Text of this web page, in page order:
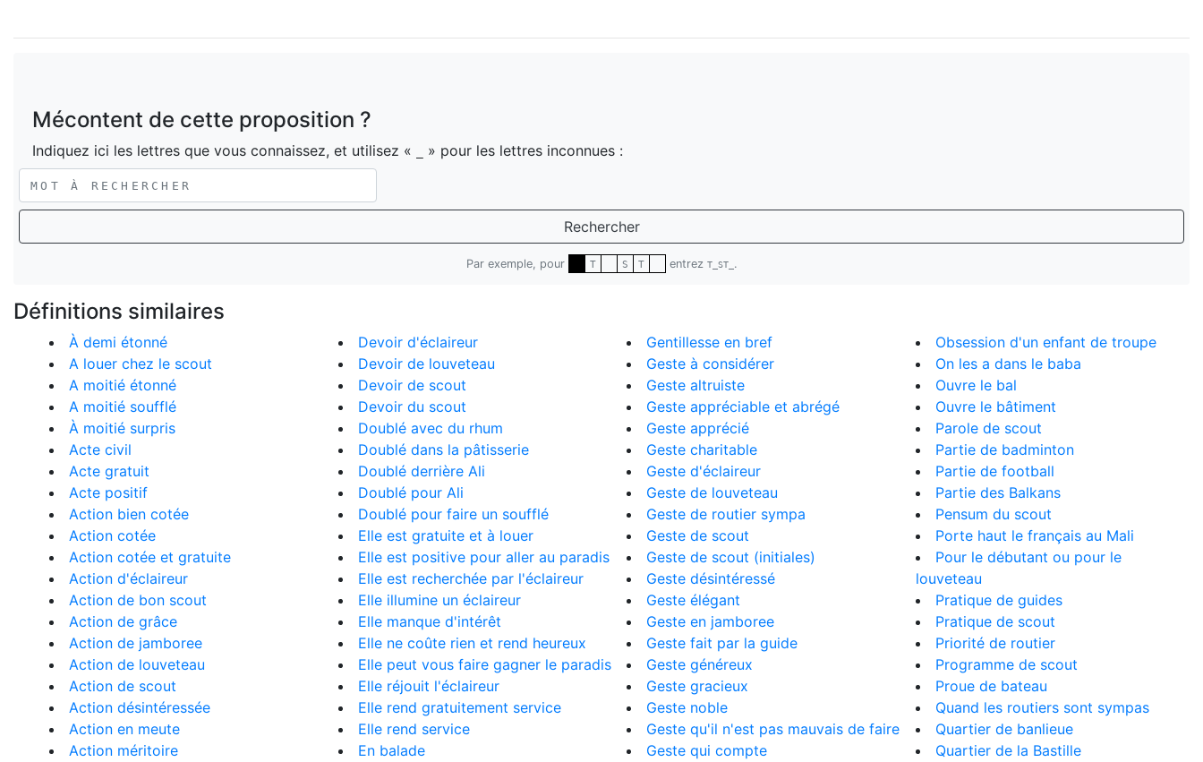
Mécontent de cette proposition ?
Indiquez ici les lettres que vous connaissez, et utilisez « » pour les lettres inconnues :
Rechercher
Par exemple, pour T S T entrez T_ST_ .
Définitions similaires
À demi étonné
A louer chez le scout
A moitié étonné
A moitié soufflé
À moitié surpris
Acte civil
Acte gratuit
Acte positif
Action bien cotée
Action cotée
Action cotée et gratuite
Action d'éclaireur
Action de bon scout
Action de grâce
Action de jamboree
Action de louveteau
Action de scout
Action désintéressée
Action en meute
Action méritoire
Devoir d'éclaireur
Devoir de louveteau
Devoir de scout
Devoir du scout
Doublé avec du rhum
Doublé dans la pâtisserie
Doublé derrière Ali
Doublé pour Ali
Doublé pour faire un soufflé
Elle est gratuite et à louer
Elle est positive pour aller au paradis
Elle est recherchée par l'éclaireur
Elle illumine un éclaireur
Elle manque d'intérêt
Elle ne coûte rien et rend heureux
Elle peut vous faire gagner le paradis
Elle réjouit l'éclaireur
Elle rend gratuitement service
Elle rend service
En balade
Gentillesse en bref
Geste à considérer
Geste altruiste
Geste appréciable et abrégé
Geste apprécié
Geste charitable
Geste d'éclaireur
Geste de louveteau
Geste de routier sympa
Geste de scout
Geste de scout (initiales)
Geste désintéressé
Geste élégant
Geste en jamboree
Geste fait par la guide
Geste généreux
Geste gracieux
Geste noble
Geste qu'il n'est pas mauvais de faire
Geste qui compte
Obsession d'un enfant de troupe
On les a dans le baba
Ouvre le bal
Ouvre le bâtiment
Parole de scout
Partie de badminton
Partie de football
Partie des Balkans
Pensum du scout
Porte haut le français au Mali
Pour le débutant ou pour le
louveteau
Pratique de guides
Pratique de scout
Priorité de routier
Programme de scout
Proue de bateau
Quand les routiers sont sympas
Quartier de banlieue
Quartier de la Bastille